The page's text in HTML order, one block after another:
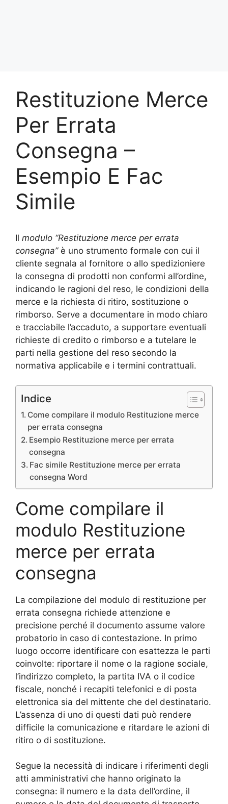
Restituzione Merce
Per Errata
Consegna –
Esempio E Fac
Simile
Il modulo “Restituzione merce per errata
consegna”è uno strumento formale con cui il
cliente segnala al fornitore o allo spedizioniere
la consegna di prodotti non conformi all’ordine,
indicando le ragioni del reso, le condizioni della
merce e la richiesta di ritiro, sostituzione o
rimborso. Serve a documentare in modo chiaro
e tracciabile l’accaduto, a supportare eventuali
richieste di credito o rimborso e a tutelare le
parti nella gestione del reso secondo la
normativa applicabile e i termini contrattuali.
Indice
Come compilare il modulo Restituzione merce
per errata consegna
Esempio Restituzione merce per errata
consegna
Fac simile Restituzione merce per errata
consegna Word
Come compilare il
modulo Restituzione
merce per errata
consegna
La compilazione del modulo di restituzione per
errata consegna richiede attenzione e
precisione perché il documento assume valore
probatorio in caso di contestazione. In primo
luogo occorre identificare con esattezza le parti
coinvolte: riportare il nome o la ragione sociale,
l’indirizzo completo, la partita IVA o il codice
fiscale, nonché i recapiti telefonici e di posta
elettronica sia del mittente che del destinatario.
L’assenza di uno di questi dati può rendere
difficile la comunicazione e ritardare le azioni di
ritiro o di sostituzione.
Segue la necessità di indicare i riferimenti degli
atti amministrativi che hanno originato la
consegna: il numero e la data dell’ordine, il